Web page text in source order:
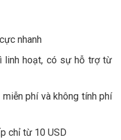
nhanh
linh hoạt, có sự hỗ trợ từ
phí và không tính phí
chỉ từ 10 USD